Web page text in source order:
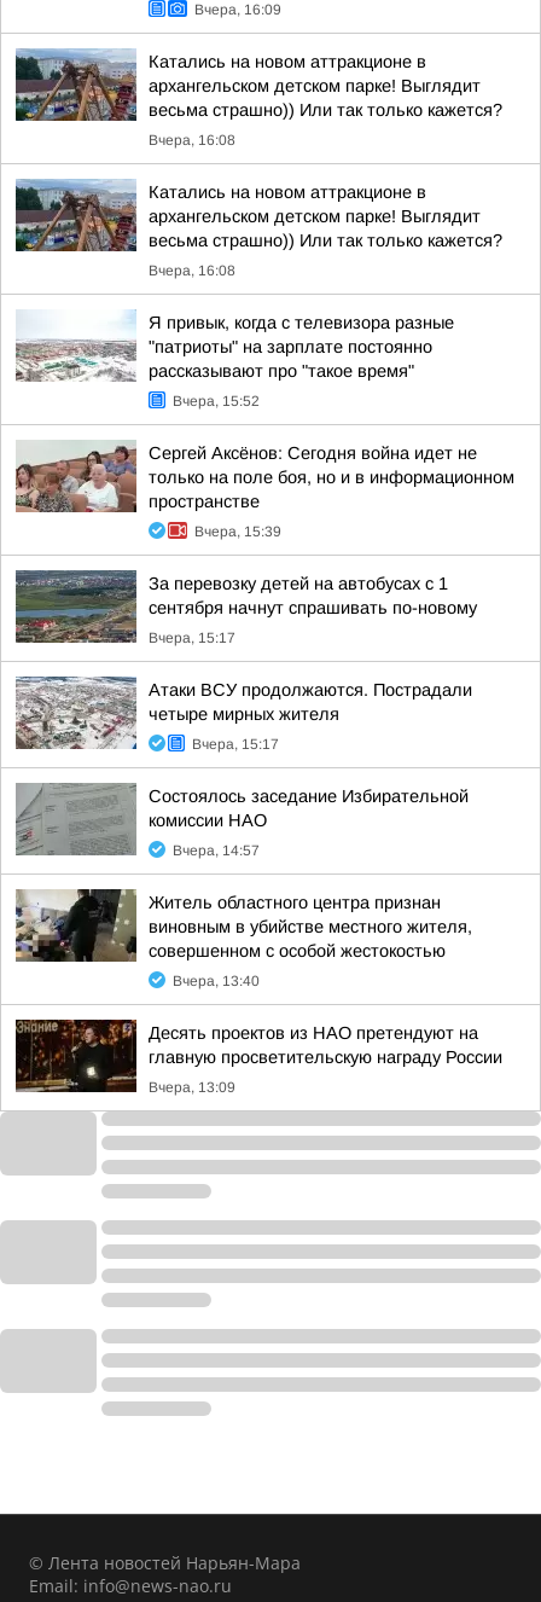
Вчера, 16:09
Катались на новом аттракционе в
архангельском детском парке! Выглядит
весьма страшно)) Или так только кажется?
Вчера, 16:08
Катались на новом аттракционе в
архангельском детском парке! Выглядит
весьма страшно)) Или так только кажется?
Вчера, 16:08
Я привык, когда с телевизора разные
"патриоты" на зарплате постоянно
рассказывают про "такое время"
Вчера, 15:52
Сергей Аксёнов: Сегодня война идет не
только на поле боя, но и в информационном
пространстве
Вчера, 15:39
За перевозку детей на автобусах с 1
сентября начнут спрашивать по-новому
Вчера, 15:17
Атаки ВСУ продолжаются. Пострадали
четыре мирных жителя
Вчера, 15:17
Состоялось заседание Избирательной
комиссии НАО
Вчера, 14:57
Житель областного центра признан
виновным в убийстве местного жителя,
совершенном с особой жестокостью
Вчера, 13:40
Десять проектов из НАО претендуют на
главную просветительскую награду России
Вчера, 13:09
© Лента новостей Нарьян-Мара
Email: info@news-nao.ru